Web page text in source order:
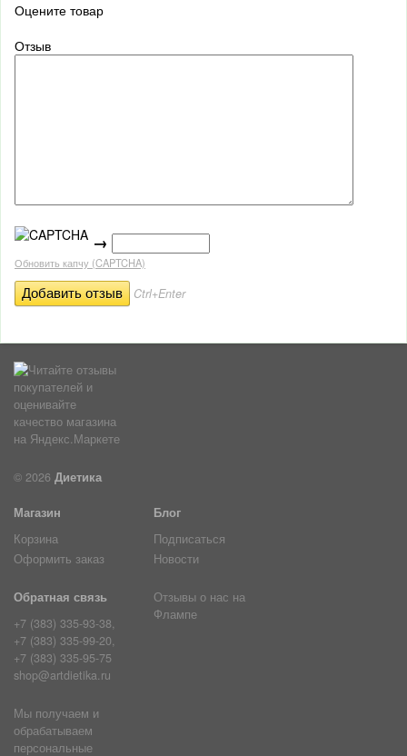
Оцените товар
Отзыв
→
Обновить капчу (CAPTCHA)
Ctrl+Enter
© 2026 Диетика
Магазин
Корзина
Оформить заказ
Блог
Подписаться
Новости
Обратная связь
+7 (383) 335-93-38,
+7 (383) 335-99-20,
+7 (383) 335-95-75
shop@artdietika.ru
Отзывы о нас на
Флампе
Мы получаем и
обрабатываем
персональные